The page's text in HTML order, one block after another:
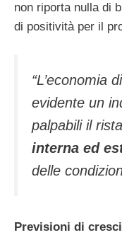
non riporta nulla di
di positività per il
“L’economia di
evidente un
palpabili il
interna ed
delle
Previsioni di